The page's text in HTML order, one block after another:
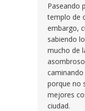
Paseando
templo de
embargo,
sabiendo
mucho de
porque no
mejores
ciudad.